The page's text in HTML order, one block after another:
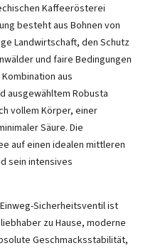
Kaffeerösterei
besteht aus Bohnen von
Landwirtschaft, den Schutz
und faire Bedingungen
aus
ausgewähltem Robusta
vollem Körper, einer
Säure. Die
auf einen idealen mittleren
sein intensives
Sicherheitsventil ist
zu Hause, moderne
Geschmacksstabilität,